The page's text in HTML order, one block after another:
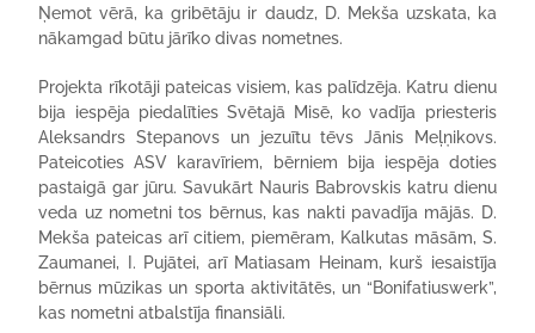
Ņemot vērā, ka gribētāju ir daudz, D. Mekša uzskata, ka
nākamgad būtu jārīko divas nometnes.
Projekta rīkotāji pateicas visiem, kas palīdzēja. Katru dienu
bija iespēja piedalīties Svētajā Misē, ko vadīja priesteris
Aleksandrs Stepanovs un jezuītu tēvs Jānis Meļņikovs.
Pateicoties ASV karavīriem, bērniem bija iespēja doties
pastaigā gar jūru. Savukārt Nauris Babrovskis katru dienu
veda uz nometni tos bērnus, kas nakti pavadīja mājās. D.
Mekša pateicas arī citiem, piemēram, Kalkutas māsām, S.
Zaumanei, I. Pujātei, arī Matiasam Heinam, kurš iesaistīja
bērnus mūzikas un sporta aktivitātēs, un “Bonifatiuswerk”,
kas nometni atbalstīja finansiāli.